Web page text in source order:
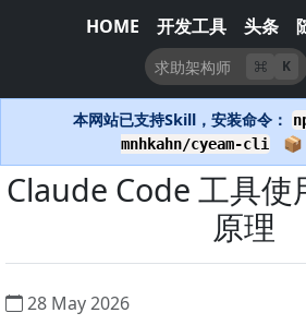
HOME 开发工具 头条
K
本网站已支持Skill，安装命令：
mnhkahn/cyeam-cli
📦
Claude Code 工具使
原理
28 May 2026